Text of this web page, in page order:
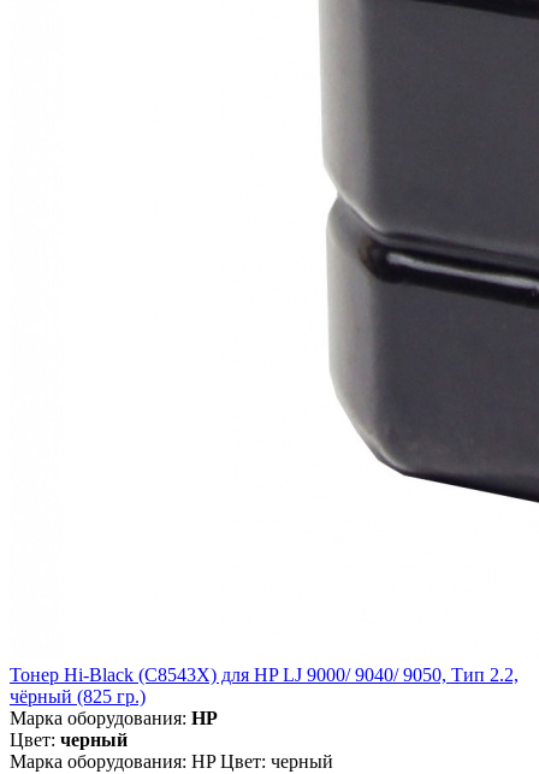
Тонер Hi-Black (C8543X) для HP LJ 9000/ 9040/ 9050, Тип 2.2,
чёрный (825 гр.)
Марка оборудования: HP
Цвет: черный
Марка оборудования: HP Цвет: черный